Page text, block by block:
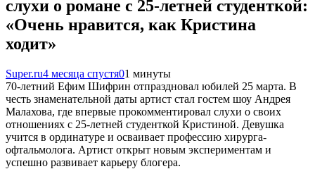
слухи о романе с 25-летней студенткой:
«Очень нравится, как Кристина
ходит»
Super.ru4 месяца спустя01 минуты
70-летний Ефим Шифрин отпраздновал юбилей 25 марта. В
честь знаменательной даты артист стал гостем шоу Андрея
Малахова, где впервые прокомментировал слухи о своих
отношениях с 25-летней студенткой Кристиной. Девушка
учится в ординатуре и осваивает профессию хирурга-
офтальмолога. Артист открыт новым экспериментам и
успешно развивает карьеру блогера.